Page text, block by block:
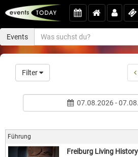
Events
Filter
07.08.2026 -
Führung
Freiburg Living